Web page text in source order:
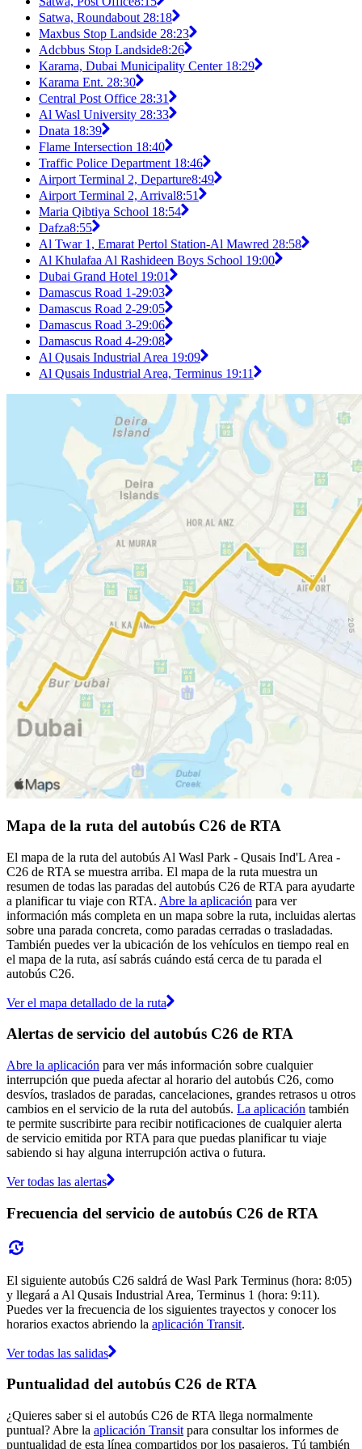
Satwa, Roundabout 28:18
Maxbus Stop Landside 28:23
Adcbbus Stop Landside8:26
Karama, Dubai Municipality Center 18:29
Karama Ent. 28:30
Central Post Office 28:31
Al Wasl University 28:33
Dnata 18:39
Flame Intersection 18:40
Traffic Police Department 18:46
Airport Terminal 2, Departure8:49
Airport Terminal 2, Arrival8:51
Maria Qibtiya School 18:54
Dafza8:55
Al Twar 1, Emarat Pertol Station-Al Mawred 28:58
Al Khulafaa Al Rashideen Boys School 19:00
Dubai Grand Hotel 19:01
Damascus Road 1-29:03
Damascus Road 2-29:05
Damascus Road 3-29:06
Damascus Road 4-29:08
Al Qusais Industrial Area 19:09
Al Qusais Industrial Area, Terminus 19:11
Mapa de la ruta del autobús C26 de RTA
El mapa de la ruta del autobús Al Wasl Park - Qusais Ind'L Area -
C26 de RTA se muestra arriba. El mapa de la ruta muestra un
resumen de todas las paradas del autobús C26 de RTA para ayudarte
a planificar tu viaje con RTA. Abre la aplicación para ver
información más completa en un mapa sobre la ruta, incluidas alertas
sobre una parada concreta, como paradas cerradas o trasladadas.
También puedes ver la ubicación de los vehículos en tiempo real en
el mapa de la ruta, así sabrás cuándo está cerca de tu parada el
autobús C26.
Ver el mapa detallado de la ruta
Alertas de servicio del autobús C26 de RTA
Abre la aplicación para ver más información sobre cualquier
interrupción que pueda afectar al horario del autobús C26, como
desvíos, traslados de paradas, cancelaciones, grandes retrasos u otros
cambios en el servicio de la ruta del autobús. La aplicación también
te permite suscribirte para recibir notificaciones de cualquier alerta
de servicio emitida por RTA para que puedas planificar tu viaje
sabiendo si hay alguna interrupción activa o futura.
Ver todas las alertas
Frecuencia del servicio de autobús C26 de RTA
El siguiente autobús C26 saldrá de Wasl Park Terminus (hora: 8:05)
y llegará a Al Qusais Industrial Area, Terminus 1 (hora: 9:11).
Puedes ver la frecuencia de los siguientes trayectos y conocer los
horarios exactos abriendo la aplicación Transit.
Ver todas las salidas
Puntualidad del autobús C26 de RTA
¿Quieres saber si el autobús C26 de RTA llega normalmente
puntual? Abre la aplicación Transit para consultar los informes de
puntualidad de esta línea compartidos por los pasajeros. Tú también